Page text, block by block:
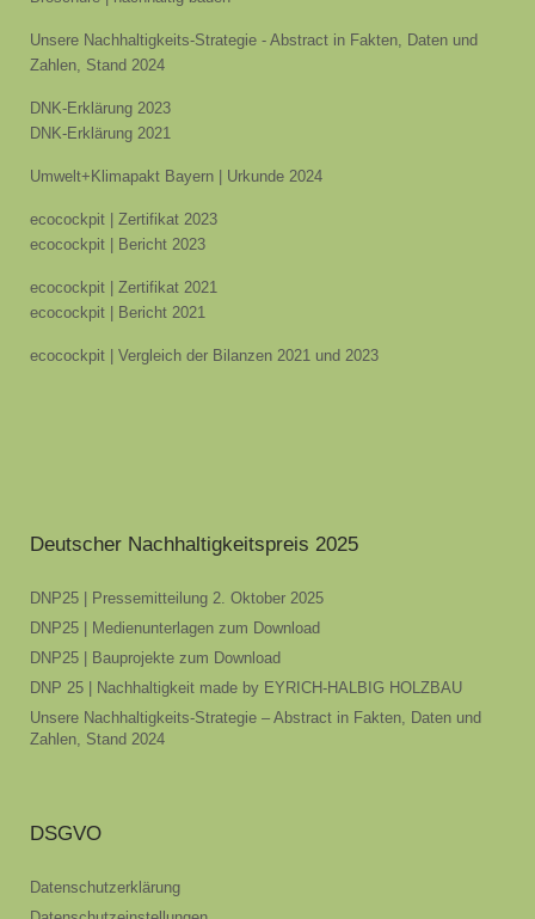
Unsere Nachhaltigkeits-Strategie - Abstract in Fakten, Daten und
Zahlen, Stand 2024
DNK-Erklärung 2023
DNK-Erklärung 2021
Umwelt+Klimapakt Bayern | Urkunde 2024
ecocockpit | Zertifikat 2023
ecocockpit | Bericht 2023
ecocockpit | Zertifikat 2021
ecocockpit | Bericht 2021
ecocockpit | Vergleich der Bilanzen 2021 und 2023
Deutscher Nachhaltigkeitspreis 2025
DNP25 | Pressemitteilung 2. Oktober 2025
DNP25 | Medienunterlagen zum Download
DNP25 | Bauprojekte zum Download
DNP 25 | Nachhaltigkeit made by EYRICH-HALBIG HOLZBAU
Unsere Nachhaltigkeits-Strategie – Abstract in Fakten, Daten und
Zahlen, Stand 2024
DSGVO
Datenschutzerklärung